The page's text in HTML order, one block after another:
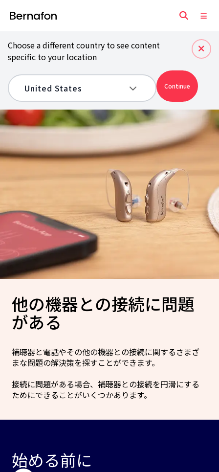
Choose a different country to see content
specific to your location
Continue
他の機器との接続に問題
がある
補聴器と電話やその他の機器との接続に関するさまざ
まな問題の解決策を探すことができます。
接続に問題がある場合、補聴器との接続を円滑にする
ためにできることがいくつかあります。
始める前に